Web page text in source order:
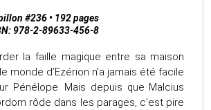
#236 • 192 pages
978-2-89633-456-8
la faille magique entre sa maison
monde d’Ezérion n’a jamais été facile
Pénélope. Mais depuis que Malcius
rôde dans les parages, c’est pire